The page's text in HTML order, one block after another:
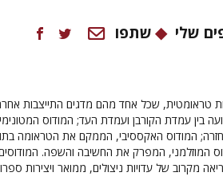
שלי שתפו
טראומטית, שכל אחד מהם מדגים התייצבות
בין עמדת הקורבן ועמדת העד; המודוס
המודוס האקססיבי, הממקם את הטראומה
המוזלמני, המפרק את החשיבה והשפה.
מקרוב של עדויות ניצולים, ממואר ויצירות